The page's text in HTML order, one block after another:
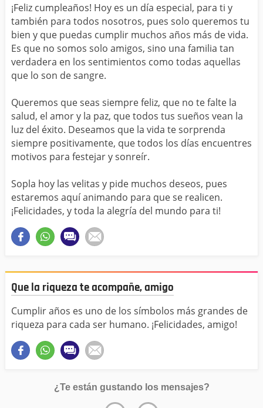
¡Feliz cumpleaños! Hoy es un día especial, para ti y
también para todos nosotros, pues solo queremos tu
bien y que puedas cumplir muchos años más de vida.
Es que no somos solo amigos, sino una familia tan
verdadera en los sentimientos como todas aquellas
que lo son de sangre.
Queremos que seas siempre feliz, que no te falte la
salud, el amor y la paz, que todos tus sueños vean la
luz del éxito. Deseamos que la vida te sorprenda
siempre positivamente, que todos los días encuentres
motivos para festejar y sonreír.
Sopla hoy las velitas y pide muchos deseos, pues
estaremos aquí animando para que se realicen.
¡Felicidades, y toda la alegría del mundo para ti!
Que la riqueza te acompañe, amigo
Cumplir años es uno de los símbolos más grandes de
riqueza para cada ser humano. ¡Felicidades, amigo!
¿Te están gustando los mensajes?